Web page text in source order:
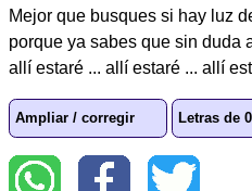
Mejor que busques si hay luz
porque ya sabes que sin duda
allí estaré ... allí estaré ... allí
Ampliar / corregir Letras de